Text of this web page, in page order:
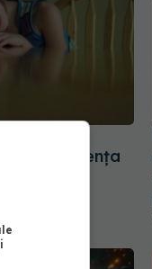
diferența